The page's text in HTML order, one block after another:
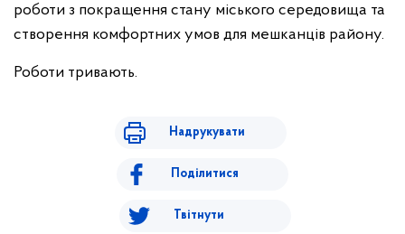
роботи з покращення стану міського середовища та
створення комфортних умов для мешканців району.
Роботи тривають.
Надрукувати
Поділитися
Твітнути